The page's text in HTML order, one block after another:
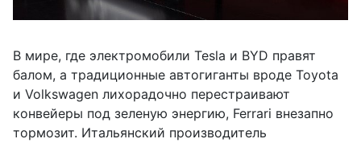
В мире, где электромобили Tesla и BYD правят
балом, а традиционные автогиганты вроде Toyota
и Volkswagen лихорадочно перестраивают
конвейеры под зеленую энергию, Ferrari внезапно
тормозит. Итальянский производитель